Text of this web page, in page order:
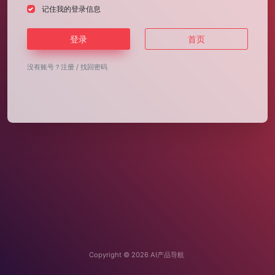
记住我的登录信息
登录 首页
没有账号？ 注册 / 找回密码
Copyright © 2026 AI产品导航